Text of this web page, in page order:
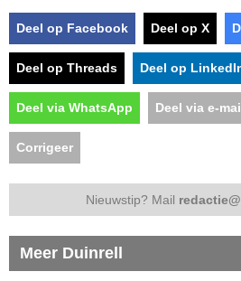
Deel op Facebook Deel op X
Deel op Threads Deel op
Deel via WhatsApp Deel via e-
Corrigeer
Nieuwstip? Mail
Meer Duinrell